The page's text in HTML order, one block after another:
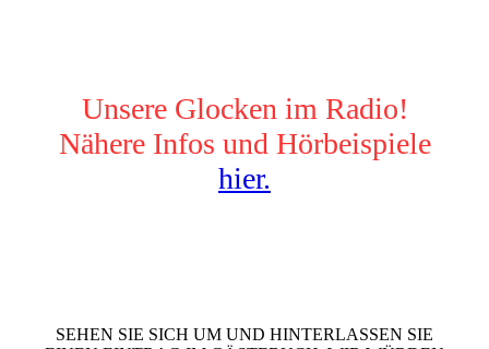
Unsere Glocken im Radio!
Nähere Infos und Hörbeispiele
hier.
SEHEN SIE SICH UM UND HINTERLASSEN SIE